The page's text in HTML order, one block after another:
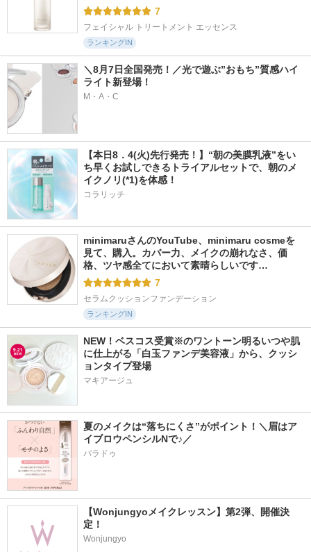
7
フェイシャル トリートメント エッセンス
ランキングIN
＼8月7日全国発売！／光で遊ぶ”おもち”質感ハイ
ライト新登場！
M・A・C
【本日8．4(火)先行発売！】“朝の美膜乳液”をい
ち早くお試しできるトライアルセットで、朝のメ
イクノリ(*1)を体感！
コラリッチ
minimaruさんのYouTube、minimaru cosmeを
見て、購入。カバー力、メイクの崩れなさ、価
格、ツヤ感全てにおいて素晴らしいです…
7
セラムクッションファンデーション
ランキングIN
NEW！ベスコス受賞※のワントーン明るいつや肌
に仕上がる「白玉ファンデ美容液」から、クッシ
ョンタイプ登場
マキアージュ
夏のメイクは“落ちにくさ”がポイント！＼眉はア
イブロウペンシルNで♪／
パラドゥ
【Wonjungyoメイクレッスン】第2弾、開催決
定！
Wonjungyo